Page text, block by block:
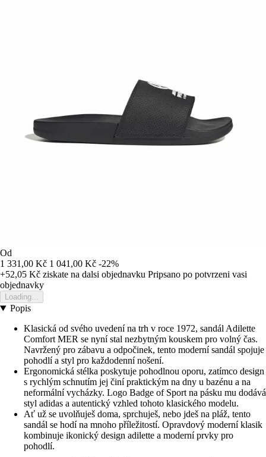
Od
1 331,00 Kč 1 041,00 Kč -22%
+52,05 Kč ziskate na dalsi objednavku Pripsano po potvrzeni vasi
objednavky
Loading...
Popis
Klasická od svého uvedení na trh v roce 1972, sandál Adilette
Comfort MER se nyní stal nezbytným kouskem pro volný čas.
Navržený pro zábavu a odpočinek, tento moderní sandál spojuje
pohodlí a styl pro každodenní nošení.
Ergonomická stélka poskytuje pohodlnou oporu, zatímco design
s rychlým schnutím jej činí praktickým na dny u bazénu a na
neformální vycházky. Logo Badge of Sport na pásku mu dodává
styl adidas a autentický vzhled tohoto klasického modelu.
Ať už se uvolňuješ doma, sprchuješ, nebo jdeš na pláž, tento
sandál se hodí na mnoho příležitostí. Opravdový moderní klasik
kombinuje ikonický design adilette a moderní prvky pro
pohodlí.